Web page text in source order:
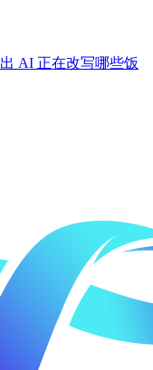
AI 正在改写哪些饭